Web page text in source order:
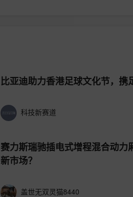
比亚迪助力香港足球文化节，
科技新赛道
赛力斯瑞驰插电式增程混合动
新市场？
盖世无双灵猫8440